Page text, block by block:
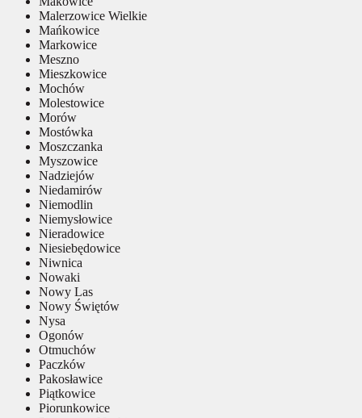
Malerzowice Wielkie
Mańkowice
Markowice
Meszno
Mieszkowice
Mochów
Molestowice
Morów
Mostówka
Moszczanka
Myszowice
Nadziejów
Niedamirów
Niemodlin
Niemysłowice
Nieradowice
Niesiebędowice
Niwnica
Nowaki
Nowy Las
Nowy Świętów
Nysa
Ogonów
Otmuchów
Paczków
Pakosławice
Piątkowice
Piorunkowice